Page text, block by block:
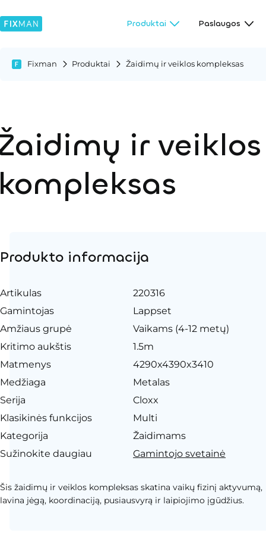
Produktai Paslaugos
Fixman Produktai Žaidimų ir veiklos kompleksas
ir veiklos
Produkto informacija
Artikulas
220316
Gamintojas
Lappset
Amžiaus grupė
Vaikams (4-12 metų)
Kritimo aukštis
1.5m
Matmenys
4290x4390x3410
Medžiaga
Metalas
Serija
Cloxx
Klasikinės funkcijos
Multi
Kategorija
Žaidimams
Sužinokite daugiau
Gamintojo svetainė
Šis žaidimų ir veiklos kompleksas skatina vaikų fizinį aktyvumą,
lavina jėgą, koordinaciją, pusiausvyrą ir laipiojimo įgūdžius.